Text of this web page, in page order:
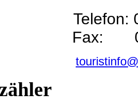
Telefon:
Fax: